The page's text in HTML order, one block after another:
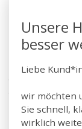
Unsere
besser
Liebe
wir möchten
Sie schnell,
wirklich
Sie sind an
interessiert?
Menschen, die
gleich nach, ob
gewünschten
und Sie sollten
finden Sie hier